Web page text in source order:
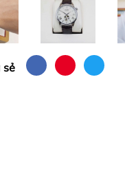
sẻ